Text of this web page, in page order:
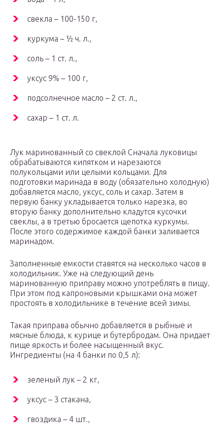
свекла – 100-150 г,
куркума – ½ ч. л.,
соль – 1 ст. л.,
уксус 9% – 100 г,
подсолнечное масло – 2 ст. л.,
сахар – 1 ст. л.
Лук маринованный со свеклой Сначала луковицы
обрабатываются кипятком и нарезаются
полукольцами или целыми кольцами. Для
подготовки маринада в воду (обязательно холодную)
добавляется масло, уксус, соль и сахар. Затем в
первую банку укладывается только нарезка, во
вторую банку дополнительно кладутся кусочки
свеклы, а в третью бросается щепотка куркумы.
После этого содержимое каждой банки заливается
маринадом.
Заполненные емкости ставятся на несколько часов в
холодильник. Уже на следующий день
маринованную приправу можно употреблять в пищу.
При этом под капроновыми крышками она может
простоять в холодильнике в течение всей зимы.
Такая приправа обычно добавляется в рыбные и
мясные блюда, к курице и бутербродам. Она придает
пище яркость и более насыщенный вкус.
Ингредиенты (на 4 банки по 0,5 л):
зеленый лук – 2 кг,
уксус – 3 стакана,
гвоздика – 4 шт.,